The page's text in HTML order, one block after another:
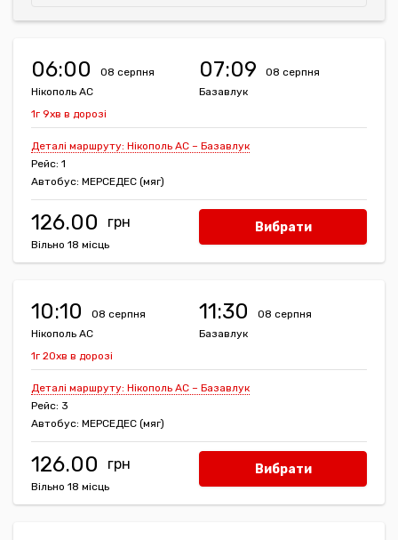
06:00
08 серпня
Нікополь АС
07:09
08 серпня
Базавлук
1г 9хв в дорозі
Деталі маршруту: Нікополь АС – Базавлук
Рейс: 1
Автобус: МЕРСЕДЕС (мяг)
126.00
Вільно 18 місць
Вибрати
10:10
08 серпня
Нікополь АС
11:30
08 серпня
Базавлук
1г 20хв в дорозі
Деталі маршруту: Нікополь АС – Базавлук
Рейс: 3
Автобус: МЕРСЕДЕС (мяг)
126.00
Вільно 18 місць
Вибрати